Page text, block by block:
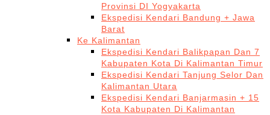
Provinsi DI Yogyakarta
Ekspedisi Kendari Bandung + Jawa
Barat
Ke Kalimantan
Ekspedisi Kendari Balikpapan Dan 7
Kabupaten Kota Di Kalimantan Timur
Ekspedisi Kendari Tanjung Selor Dan
Kalimantan Utara
Ekspedisi Kendari Banjarmasin + 15
Kota Kabupaten Di Kalimantan